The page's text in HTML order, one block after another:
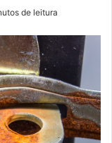
de leitura